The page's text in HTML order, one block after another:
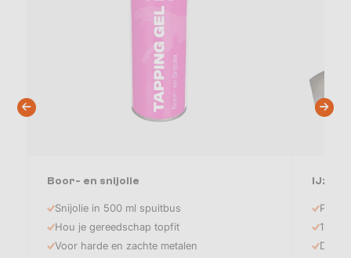
Boor- en snijolie
Snijolie in 500 ml spuitbus
Hou je gereedschap topfit
Voor harde en zachte metalen
118°
DIN